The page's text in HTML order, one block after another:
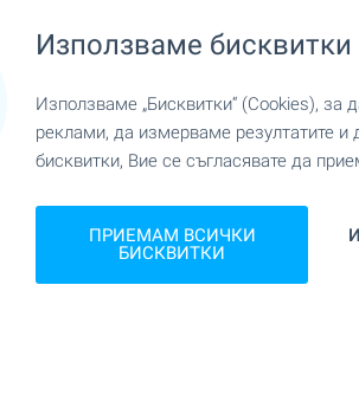
Използваме бисквитки
Използваме „Бисквитки“ (Cookies),
реклами, да измерваме резултатите
бисквитки, Вие се съгласявате да
ПРИЕМАМ ВСИЧКИ
БИСКВИТКИ